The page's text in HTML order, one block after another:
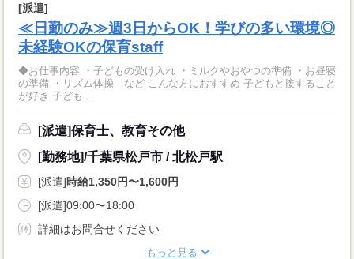
[派遣]
≪日勤のみ≫週3日からOK！学びの多い環境◎
未経験OKの保育staff
◆お仕事内容 ・子どもの受け入れ ・ミルクやおやつの準備 ・お昼寝
の準備 ・リズム体操 など こんな方におすすめ 子どもと接すること
が好き 子ども...
[派遣]保育士、教育その他
[勤務地]/千葉県松戸市 / 北松戸駅
[派遣]時給1,350円〜1,600円
[派遣]09:00〜18:00
詳細はお問合せください
もっと見る